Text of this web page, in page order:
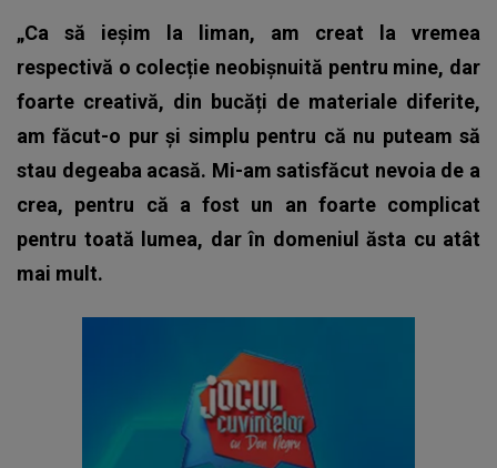
„Ca să ieșim la liman, am creat la vremea
respectivă o colecție neobișnuită pentru mine, dar
foarte creativă, din bucăți de materiale diferite,
am făcut-o pur și simplu pentru că nu puteam să
stau degeaba acasă. Mi-am satisfăcut nevoia de a
crea, pentru că a fost un an foarte complicat
pentru toată lumea, dar în domeniul ăsta cu atât
mai mult.